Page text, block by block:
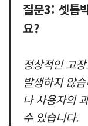
질문3: 셋톱
요?
정상적인 고
발생하지 않
나 사용자의
수 있습니다.